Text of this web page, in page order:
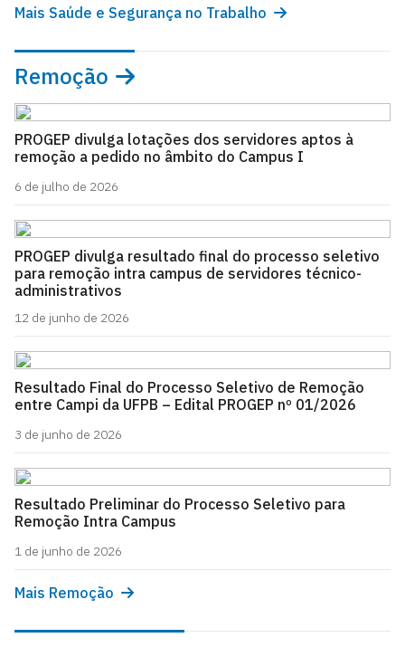
Mais Saúde e Segurança no Trabalho
Remoção
PROGEP divulga lotações dos servidores aptos à
remoção a pedido no âmbito do Campus I
6 de julho de 2026
PROGEP divulga resultado final do processo seletivo
para remoção intra campus de servidores técnico-
administrativos
12 de junho de 2026
Resultado Final do Processo Seletivo de Remoção
entre Campi da UFPB – Edital PROGEP nº 01/2026
3 de junho de 2026
Resultado Preliminar do Processo Seletivo para
Remoção Intra Campus
1 de junho de 2026
Mais Remoção